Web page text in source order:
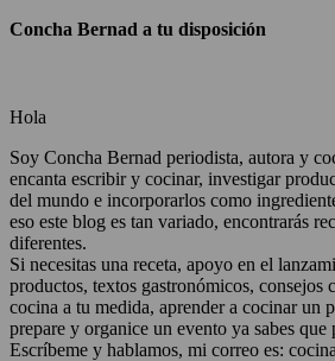
Concha Bernad a tu disposición
Hola
Soy Concha Bernad periodista, autora y
encanta escribir y cocinar, investigar
del mundo e incorporarlos como
eso este blog es tan variado, encontrarás
diferentes.
Si necesitas una receta, apoyo en el
productos, textos gastronómicos, consejos
cocina a tu medida, aprender a cocinar un
prepare y organice un evento ya sabes que
Escríbeme y hablamos, mi correo es: